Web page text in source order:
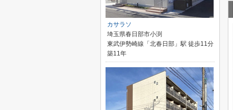
カサラソ
埼玉県春日部市小渕
東武伊勢崎線「北春日部」駅 徒歩11分
築11年